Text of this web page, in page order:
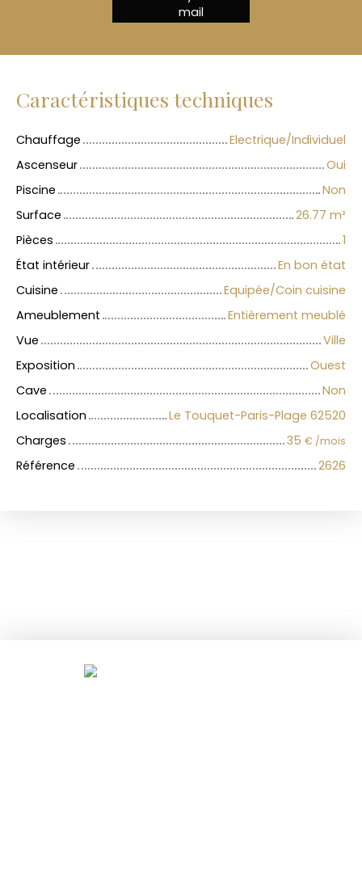
mail
Caractéristiques techniques
Chauffage
Electrique/Individuel
Ascenseur
Oui
Piscine
Non
Surface
26.77 m²
Pièces
1
État intérieur
En bon état
Cuisine
Equipée/Coin cuisine
Ameublement
Entièrement meublé
Vue
Ville
Exposition
Ouest
Cave
Non
Localisation
Le Touquet-Paris-Plage 62520
Charges
35 € /mois
Référence 2626